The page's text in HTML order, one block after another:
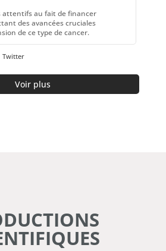
attentifs au fait de financer
des avancées cruciales
de ce type de cancer.
Twitter
Voir plus